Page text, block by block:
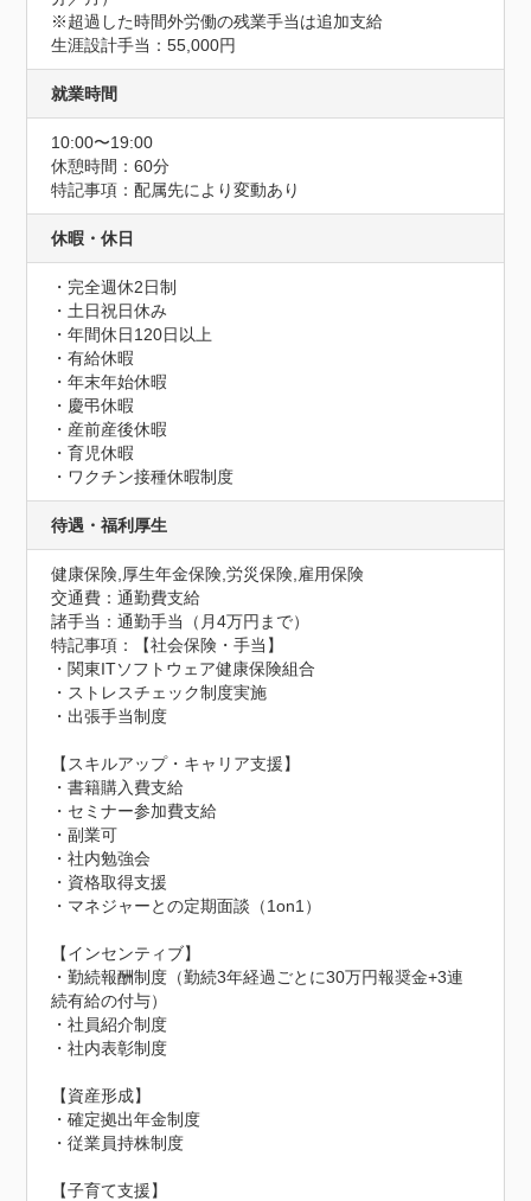
※超過した時間外労働の残業手当は追加支給
生涯設計手当：55,000円
就業時間
10:00〜19:00
休憩時間：60分
特記事項：配属先により変動あり
休暇・休日
・完全週休2日制
・土日祝日休み
・年間休日120日以上
・有給休暇
・年末年始休暇
・慶弔休暇
・産前産後休暇
・育児休暇
・ワクチン接種休暇制度
待遇・福利厚生
健康保険,厚生年金保険,労災保険,雇用保険
交通費：通勤費支給
諸手当：通勤手当（月4万円まで）
特記事項：【社会保険・手当】
・関東ITソフトウェア健康保険組合
・ストレスチェック制度実施
・出張手当制度
【スキルアップ・キャリア支援】
・書籍購入費支給
・セミナー参加費支給
・副業可
・社内勉強会
・資格取得支援
・マネジャーとの定期面談（1on1）
【インセンティブ】
・勤続報酬制度（勤続3年経過ごとに30万円報奨金+3連
続有給の付与）
・社員紹介制度
・社内表彰制度
【資産形成】
・確定拠出年金制度
・従業員持株制度
【子育て支援】